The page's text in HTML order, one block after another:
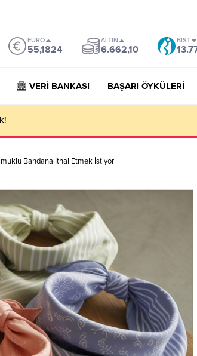
EURO
55,1824
ALTIN
6.662,10
BIST
VERİ BANKASI BAŞARI ÖYKÜLERİ
Bandana İthal Etmek İstiyor